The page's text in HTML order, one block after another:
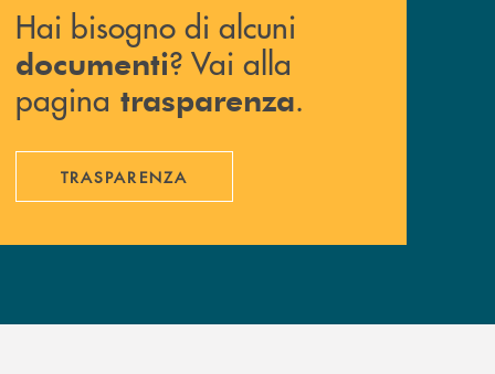
Hai bisogno di alcuni
documenti? Vai alla
pagina trasparenza.
TRASPARENZA